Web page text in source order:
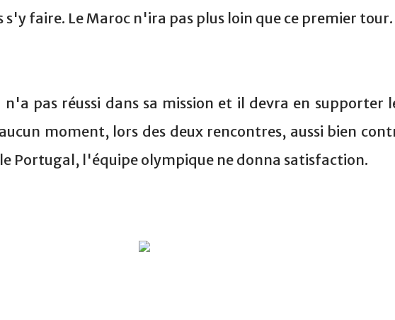
faire. Le Maroc n'ira pas plus loin que ce premier tour.
pas réussi dans sa mission et il devra en supporter
moment, lors des deux rencontres, aussi bien
le Portugal, l'équipe olympique ne donna satisfaction.